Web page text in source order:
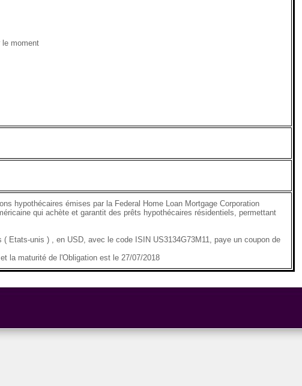
le moment
hypothécaires émises par la Federal Home Loan Mortgage Corporation
qui achète et garantit des prêts hypothécaires résidentiels, permettant
( Etats-unis ) , en USD, avec le code ISIN US3134G73M11, paye un coupon de
la maturité de l'Obligation est le 27/07/2018